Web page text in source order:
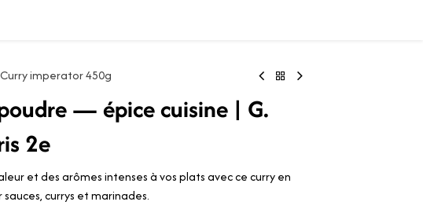
Curry imperator 450g
— épice cuisine | G.
2e
et des arômes intenses à vos plats avec ce curry en
currys et marinades.